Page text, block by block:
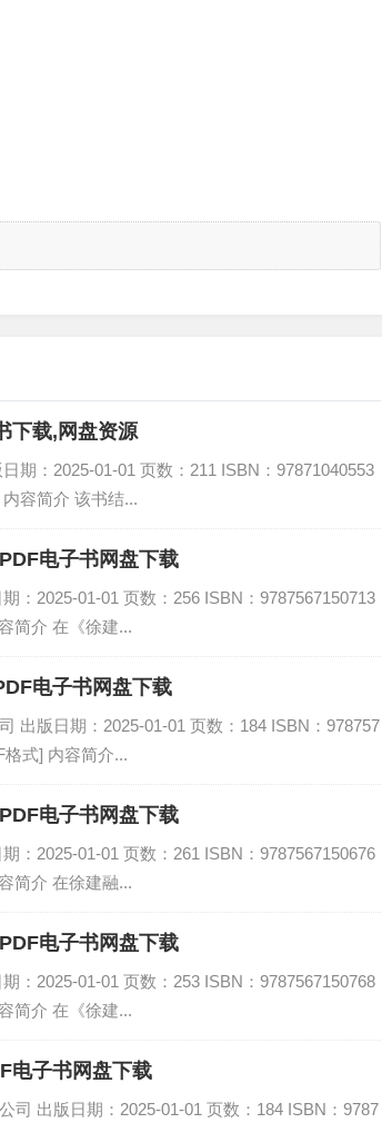
下载,网盘资源
期：2025-01-01 页数：211 ISBN：97871040553
容简介 该书结...
电子书网盘下载
：2025-01-01 页数：256 ISBN：9787567150713
简介 在《徐建...
电子书网盘下载
出版日期：2025-01-01 页数：184 ISBN：978757
式] 内容简介...
电子书网盘下载
：2025-01-01 页数：261 ISBN：9787567150676
简介 在徐建融...
电子书网盘下载
：2025-01-01 页数：253 ISBN：9787567150768
简介 在《徐建...
电子书网盘下载
司 出版日期：2025-01-01 页数：184 ISBN：9787